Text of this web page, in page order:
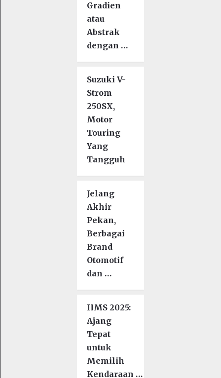
Gradien
atau
Abstrak
dengan …
Suzuki V-
Strom
250SX,
Motor
Touring
Yang
Tangguh
Jelang
Akhir
Pekan,
Berbagai
Brand
Otomotif
dan …
IIMS 2025:
Ajang
Tepat
untuk
Memilih
Kendaraan …